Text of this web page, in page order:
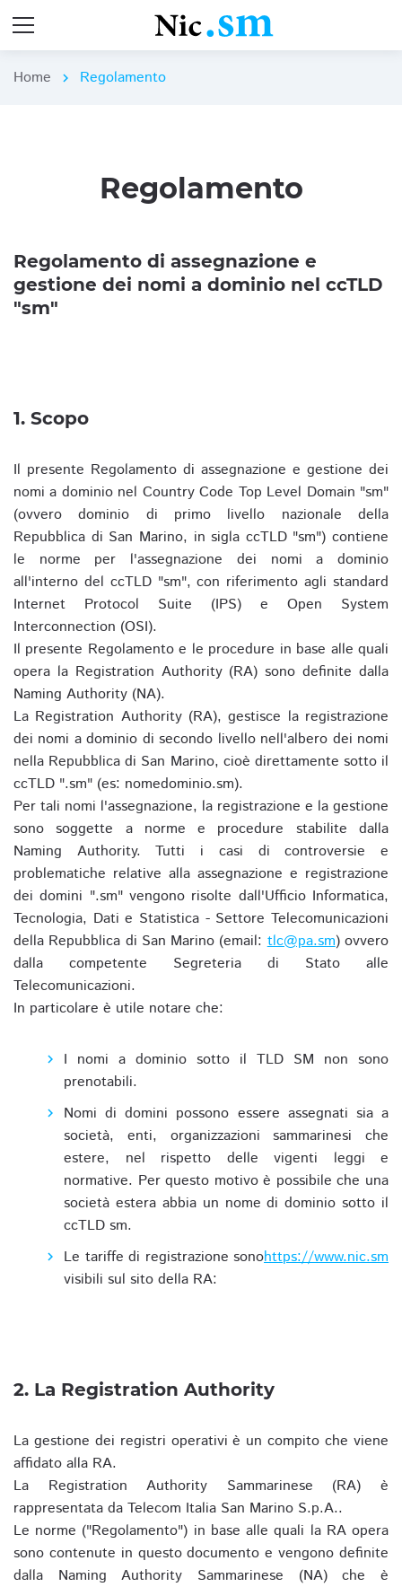
Home chevron_right Regolamento
Regolamento
Regolamento di assegnazione e
gestione dei nomi a dominio nel ccTLD
"sm"
1. Scopo
Il presente Regolamento di assegnazione e gestione dei
nomi a dominio nel Country Code Top Level Domain "sm"
(ovvero dominio di primo livello nazionale della
Repubblica di San Marino, in sigla ccTLD "sm") contiene
le norme per l'assegnazione dei nomi a dominio
all'interno del ccTLD "sm", con riferimento agli standard
Internet Protocol Suite (IPS) e Open System
Interconnection (OSI).
Il presente Regolamento e le procedure in base alle quali
opera la Registration Authority (RA) sono definite dalla
Naming Authority (NA).
La Registration Authority (RA), gestisce la registrazione
dei nomi a dominio di secondo livello nell'albero dei nomi
nella Repubblica di San Marino, cioè direttamente sotto il
ccTLD ".sm" (es: nomedominio.sm).
Per tali nomi l'assegnazione, la registrazione e la gestione
sono soggette a norme e procedure stabilite dalla
Naming Authority. Tutti i casi di controversie e
problematiche relative alla assegnazione e registrazione
dei domini ".sm" vengono risolte dall'Ufficio Informatica,
Tecnologia, Dati e Statistica - Settore Telecomunicazioni
della Repubblica di San Marino (email:tlc@pa.sm) ovvero
dalla competente Segreteria di Stato alle
Telecomunicazioni.
In particolare è utile notare che:
I nomi a dominio sotto il TLD SM non sono
prenotabili.
Nomi di domini possono essere assegnati sia a
società, enti, organizzazioni sammarinesi che
estere, nel rispetto delle vigenti leggi e
normative. Per questo motivo è possibile che una
società estera abbia un nome di dominio sotto il
ccTLD sm.
Le tariffe di registrazione sono
visibili sul sito della RA:
https://www.nic.sm
2. La Registration Authority
La gestione dei registri operativi è un compito che viene
affidato alla RA.
La Registration Authority Sammarinese (RA) è
rappresentata da Telecom Italia San Marino S.p.A..
Le norme ("Regolamento") in base alle quali la RA opera
sono contenute in questo documento e vengono definite
dalla Naming Authority Sammarinese (NA) che è